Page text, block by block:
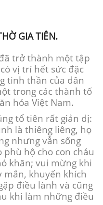
GIA TIÊN.
trở thành một tập
vị trí hết sức đặc
tinh thần của dân
trong các thành tố
hóa Việt Nam.
tổ tiên rất giản dị:
là thiêng liêng, họ
nhưng vẫn sống
phù hộ cho con cháu
khăn; vui mừng khi
mắn, khuyến khích
điều lành và cũng
khi làm những điều